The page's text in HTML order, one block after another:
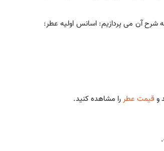
شرح آن می پردازیم: اسانس اولیه عطر:
و قیمت عطر را مشاهده کنید.